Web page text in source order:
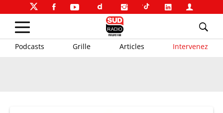
Podcasts Grille Articles Intervenez